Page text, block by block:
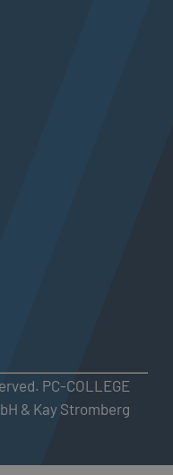
PC-COLLEGE
& Kay Stromberg